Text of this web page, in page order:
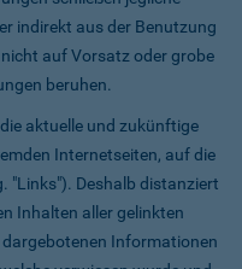
indirekt aus der Benutzung
auf Vorsatz oder grobe
beruhen.
aktuelle und zukünftige
Internetseiten, auf die
"Links"). Deshalb distanziert
Inhalten aller gelinkten
dargebotenen Informationen